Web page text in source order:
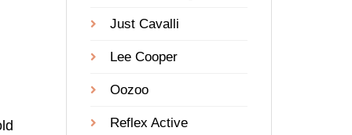
Just Cavalli
Lee Cooper
Oozoo
Reflex Active